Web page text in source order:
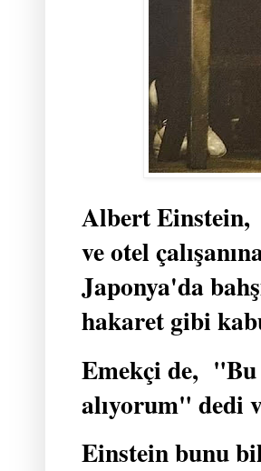
Albert Einstein,
ve otel
Japonya'da
hakaret gibi
Emekçi de, "Bu
alıyorum" dedi
Einstein bunu